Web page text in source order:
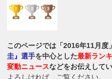
このページでは「2016年11月度
圭』選手を中心とした最新ラン
変動ニュースなどをお伝えして
よろしければ、ご覧ください。